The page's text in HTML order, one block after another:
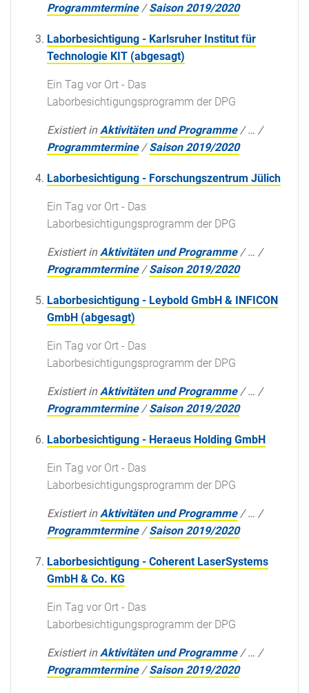
Programmtermine /Saison 2019/2020
Laborbesichtigung - Karlsruher Institut für
Technologie KIT (abgesagt)
Ein Tag vor Ort - Das
Laborbesichtigungsprogramm der DPG
Existiert in Aktivitäten und Programme /… /
Programmtermine /Saison 2019/2020
Laborbesichtigung - Forschungszentrum Jülich
Ein Tag vor Ort - Das
Laborbesichtigungsprogramm der DPG
Existiert in Aktivitäten und Programme /… /
Programmtermine /Saison 2019/2020
Laborbesichtigung - Leybold GmbH & INFICON
GmbH (abgesagt)
Ein Tag vor Ort - Das
Laborbesichtigungsprogramm der DPG
Existiert in Aktivitäten und Programme /… /
Programmtermine /Saison 2019/2020
Laborbesichtigung - Heraeus Holding GmbH
Ein Tag vor Ort - Das
Laborbesichtigungsprogramm der DPG
Existiert in Aktivitäten und Programme /… /
Programmtermine /Saison 2019/2020
Laborbesichtigung - Coherent LaserSystems
GmbH & Co. KG
Ein Tag vor Ort - Das
Laborbesichtigungsprogramm der DPG
Existiert in Aktivitäten und Programme /… /
Programmtermine /Saison 2019/2020